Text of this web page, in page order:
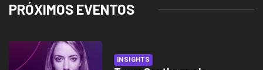
PRÓXIMOS EVENTOS
INSIGHTS